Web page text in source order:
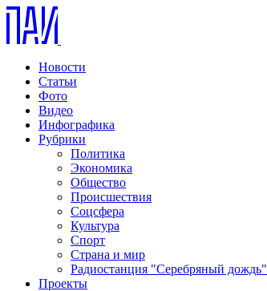
Новости
Статьи
Фото
Видео
Инфографика
Рубрики
Политика
Экономика
Общество
Происшествия
Соцсфера
Культура
Спорт
Страна и мир
Радиостанция "Серебряный дождь"
Проекты